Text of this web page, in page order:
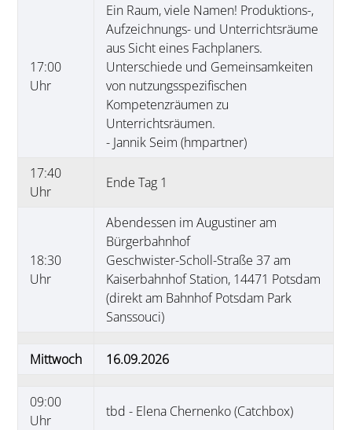
17:00
Uhr
Ein Raum, viele Namen! Produktions-,
Aufzeichnungs- und Unterrichtsräume
aus Sicht eines Fachplaners.
Unterschiede und Gemeinsamkeiten
von nutzungsspezifischen
Kompetenzräumen zu
Unterrichtsräumen.
- Jannik Seim (hmpartner)
17:40
Uhr
Ende Tag 1
18:30
Uhr
Abendessen im Augustiner am
Bürgerbahnhof
Geschwister-Scholl-Straße 37 am
Kaiserbahnhof Station, 14471 Potsdam
(direkt am Bahnhof Potsdam Park
Sanssouci)
Mittwoch 16.09.2026
09:00
Uhr
tbd - Elena Chernenko (Catchbox)